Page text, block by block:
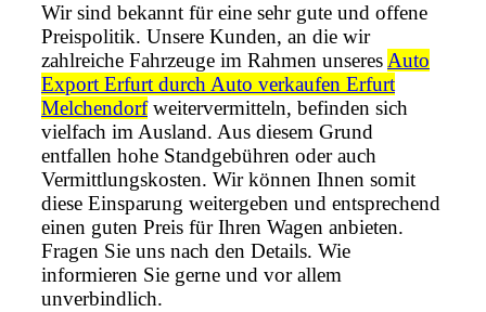
Wir sind bekannt für eine sehr gute und offene
Preispolitik. Unsere Kunden, an die wir
zahlreiche Fahrzeuge im Rahmen unseres Auto
Export Erfurt durch Auto verkaufen Erfurt
Melchendorfweitervermitteln, befinden sich
vielfach im Ausland. Aus diesem Grund
entfallen hohe Standgebühren oder auch
Vermittlungskosten. Wir können Ihnen somit
diese Einsparung weitergeben und entsprechend
einen guten Preis für Ihren Wagen anbieten.
Fragen Sie uns nach den Details. Wie
informieren Sie gerne und vor allem
unverbindlich.